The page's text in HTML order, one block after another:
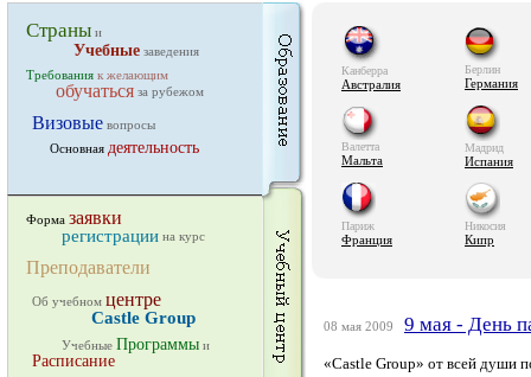
Страны и
Учебные заведения
Требования к желающим
обучаться за рубежом
Визовые вопросы
Основная деятельность
Форма заявки
регистрации на курс
Преподаватели
Об учебном центре
Castle Group
Учебные Программы и
Расписание
Канберра
Австралия
Берлин
Германия
Валетта
Мальта
Мадрид
Испания
Париж
Франция
Никосия
Кипр
08 мая 2009 9 мая - День
«Castle Group» от всей души